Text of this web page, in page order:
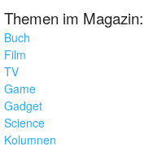
Themen im Magazin:
Buch
Film
TV
Game
Gadget
Science
Kolumnen